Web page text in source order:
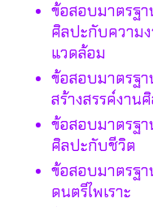
ข้อสอบมาตรฐา
ศิลปะกับความ
แวดล้อม
ข้อสอบมาตรฐา
สร้างสรรค์งาน
ข้อสอบมาตรฐา
ศิลปะกับชีวิต
ข้อสอบมาตรฐา
ดนตรีไพเราะ